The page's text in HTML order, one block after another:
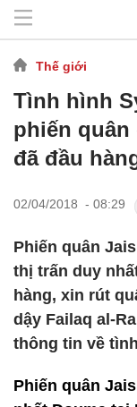
Thế giới
Tình hình
phiến
đã đầu
02/04/2018 - 08:29
Phiến quân
thị trấn duy
hàng, xin rút
dậy Failaq al-
thông tin về
Phiến quân